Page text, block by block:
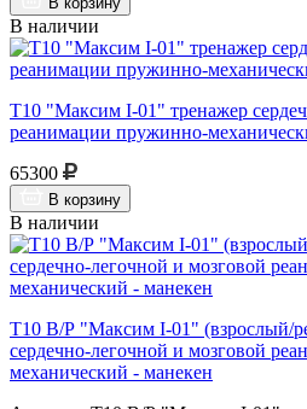
В наличии
Т10 "Максим I-01" тренажер
реанимации пружинно-
65300
В корзину
В наличии
Т10 В/Р "Максим I-01" (взрослый/
сердечно-легочной и мозговой
механический - манекен